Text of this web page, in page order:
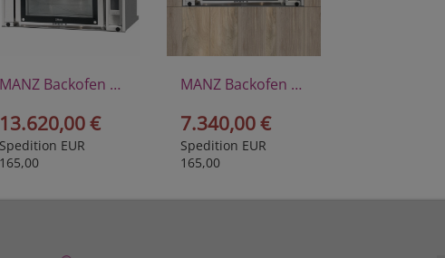
MANZ Backofen Maestro II
13.620,00 €
Spedition EUR
165,00
MANZ Backofen Maestro I E
7.340,00 €
Spedition EUR
165,00